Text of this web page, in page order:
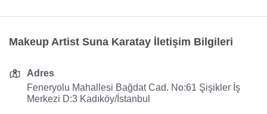
Makeup Artist Suna Karatay İletişim Bilgileri
Adres
Feneryolu Mahallesi Bağdat Cad. No:61 Şişikler İş
Merkezi D:3 Kadıköy/İstanbul